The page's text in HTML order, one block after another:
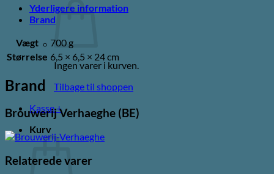
Ingen varer i kurven.
Tilbage til shoppen
Kasse+
Kurv
Yderligere information
Brand
Vægt
700 g
Størrelse 6,5 × 6,5 × 24 cm
Brand
Brouwerij Verhaeghe (BE)
Relaterede varer